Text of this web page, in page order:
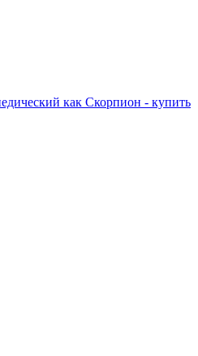
как Скорпион - купить